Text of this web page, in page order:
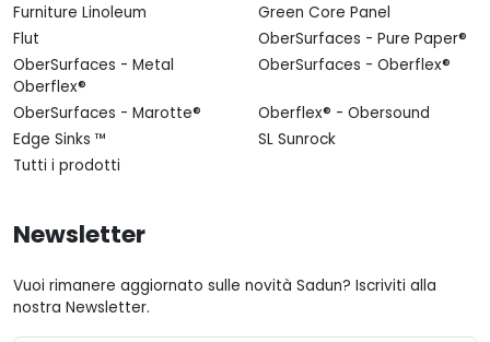
Furniture Linoleum
Green Core Panel
Flut
OberSurfaces - Pure Paper®
OberSurfaces - Metal
Oberflex®
OberSurfaces - Oberflex®
OberSurfaces - Marotte®
Oberflex® - Obersound
Edge Sinks ™
SL Sunrock
Tutti i prodotti
Newsletter
Vuoi rimanere aggiornato sulle novità Sadun? Iscriviti alla
nostra Newsletter.